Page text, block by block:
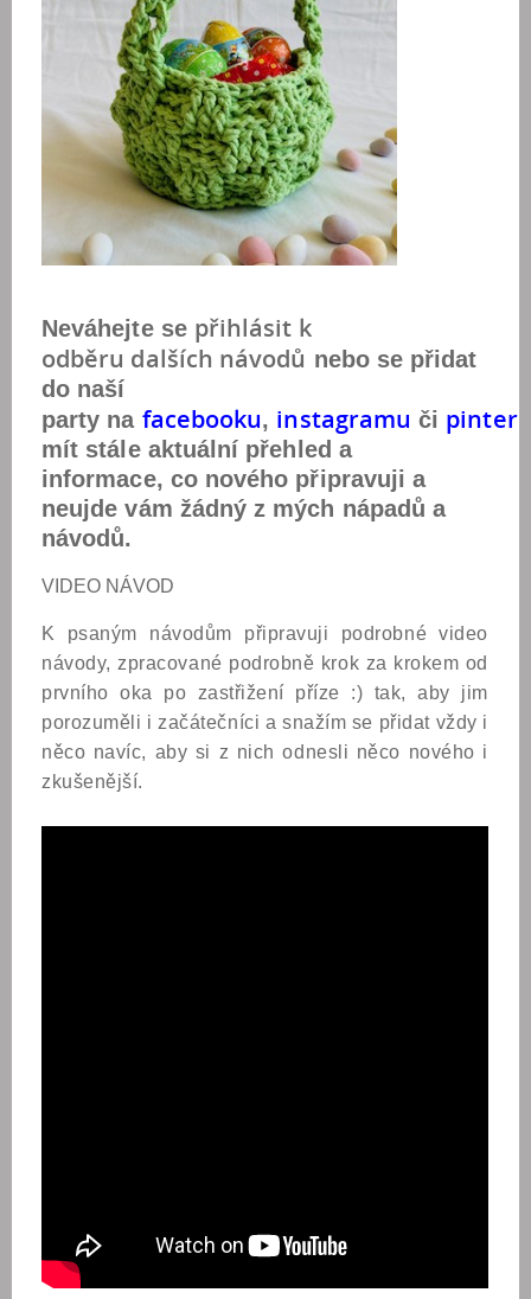
Neváhejte se přihlásit k
odběru dalších návodů nebo se přidat
do naší
party na facebooku, instagramu či
mít stále aktuální přehled a
informace, co nového připravuji a
neujde vám žádný z mých nápadů a
návodů.
VIDEO NÁVOD
K psaným návodům připravuji podrobné video
návody, zpracované podrobně krok za krokem od
prvního oka po zastřižení příze :) tak, aby jim
porozuměli i začátečníci a snažím se přidat vždy i
něco navíc, aby si z nich odnesli něco nového i
zkušenější.